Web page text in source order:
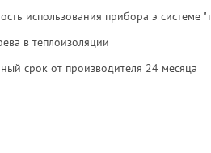
использования прибора э системе
в теплоизоляции
срок от производителя 24 месяца